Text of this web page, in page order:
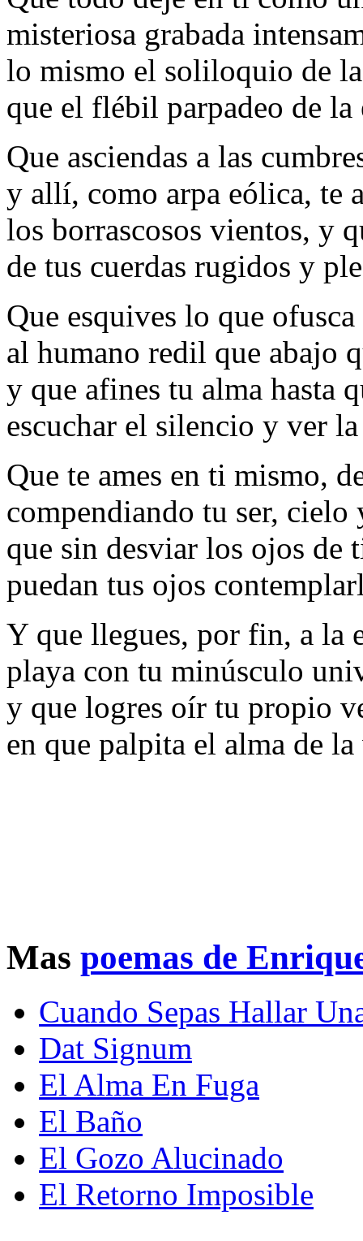
misteriosa grabada
lo mismo el soliloquio de
que el flébil parpadeo de la
Que asciendas a las
y allí, como arpa eólica, te
los borrascosos vientos, y
de tus cuerdas rugidos y
Que esquives lo que
al humano redil que abajo
y que afines tu alma hasta
escuchar el silencio y ver
Que te ames en ti mismo,
compendiando tu ser, cielo
que sin desviar los ojos de
puedan tus ojos
Y que llegues, por fin, a la
playa con tu minúsculo
y que logres oír tu propio
en que palpita el alma de
Mas poemas de
Cuando Sepas Hallar
Dat Signum
El Alma En Fuga
El Baño
El Gozo Alucinado
El Retorno Imposible